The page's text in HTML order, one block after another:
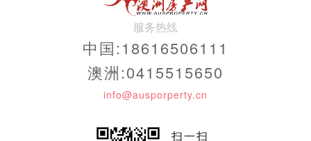
服务热线
中国:18616506111
澳洲:0415515650
info@ausporperty.cn
扫一扫